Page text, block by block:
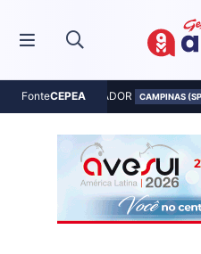
FonteCEPEA
MILHO - INDICADOR CAMPINAS